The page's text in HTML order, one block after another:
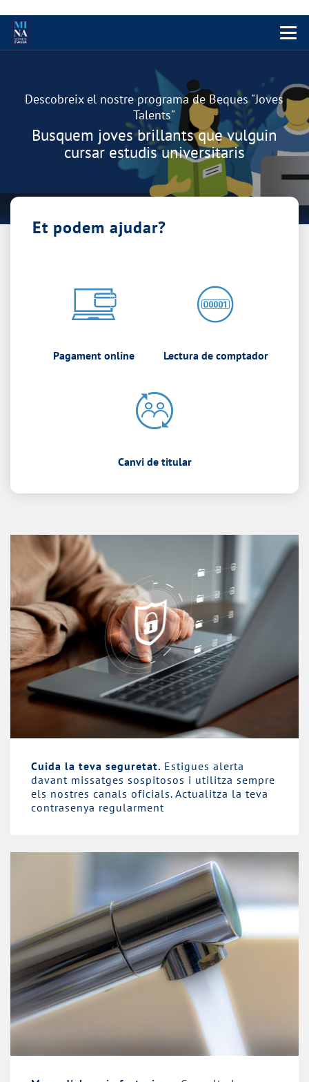
Menu
Descobreix el nostre programa de Beques "Joves
Talents"
Busquem joves brillants que vulguin
cursar estudis universitaris
Et podem ajudar?
Pagament online Lectura de comptador
Canvi de titular
Cuida la teva seguretat. Estigues alerta
davant missatges sospitosos i utilitza sempre
els nostres canals oficials. Actualitza la teva
contrasenya regularment